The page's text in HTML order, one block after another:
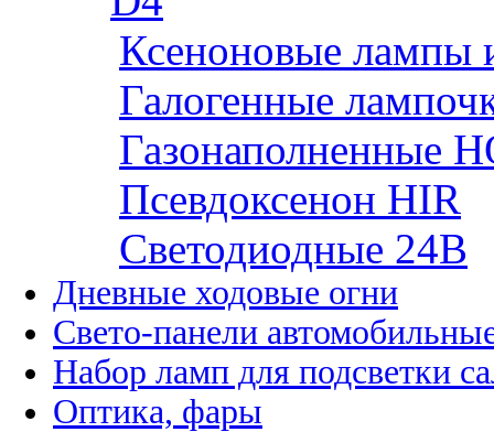
Ксеноновые лампы
Галогенные
Газонаполненные
Псевдоксенон HIR
Cветодиодные 24B
Дневные ходовые огни
Свето-панели
Набор ламп для подсветки
Оптика, фары